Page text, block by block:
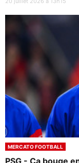
MERCATO FOOTBALL